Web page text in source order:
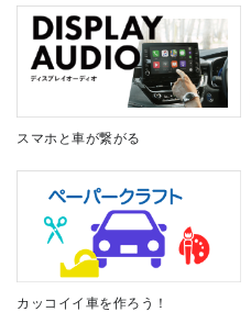
スマホと車が繋がる
カッコイイ車を作ろう！